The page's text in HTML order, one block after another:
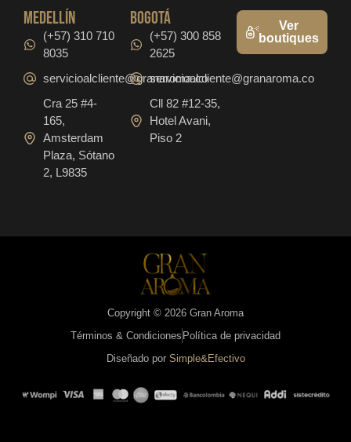
medellín
(+57) 310 710
8035
servicioalcliente@granaroma.co
Cra 25 #4-
165,
Amsterdam
Plaza, Sótano
2, L9835
bogotá
(+57) 300 858
2625
servicioalcliente@granaroma.co
Cll 82 #12-35,
Hotel Avani,
Piso 2
Ver
boutiques
Copyright © 2026 Gran Aroma
Términos & Condiciones Política de privacidad
Diseñado por Simple&Efectivo